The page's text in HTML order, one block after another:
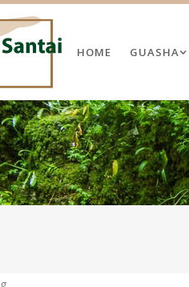
HOME GUASHA
SANTAI GUASHA THERAPEUT
GUASHA BIJ MENS EN PAARD